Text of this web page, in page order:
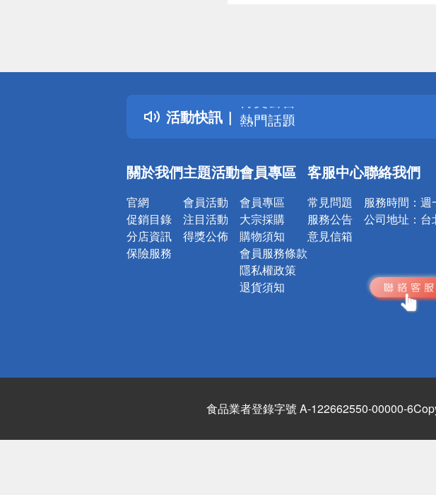
活動快訊
詐騙網頁！請小心！
得獎公告
熱門話題
銀行優惠
詐騙網頁！請小心！
關於我們
官網
促銷目錄
分店資訊
保險服務
主題活動
會員活動
注目活動
得獎公佈
會員專區
會員專區
大宗採購
購物須知
會員服務條款
隱私權政策
退貨須知
客服中心
常見問題
服務公告
意見信箱
聯絡我們
服務時間： 週
公司地址： 台
食品業者登錄字號 A-122662550-00000-6